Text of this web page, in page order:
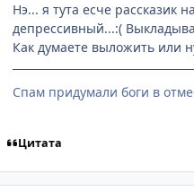
Нэ... я тута есче рассказик
депрессивный...:(
Как думаете выложить или
Спам придумали боги в
Цитата